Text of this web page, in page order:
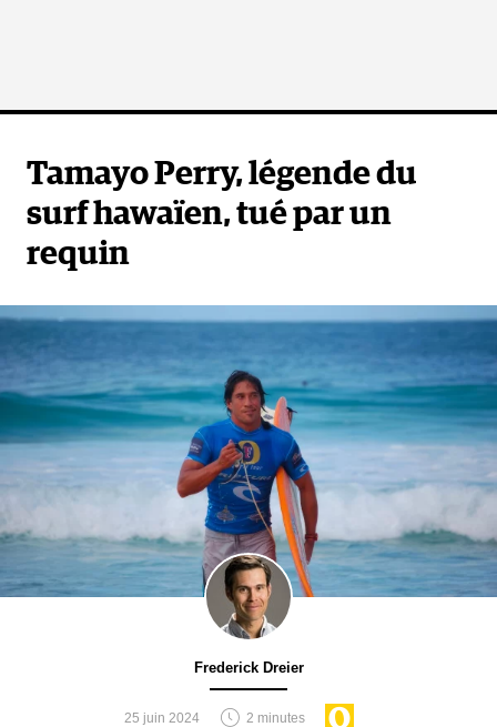
Tamayo Perry, légende du
surf hawaïen, tué par un
requin
Frederick Dreier
25 juin 2024 2 minutes